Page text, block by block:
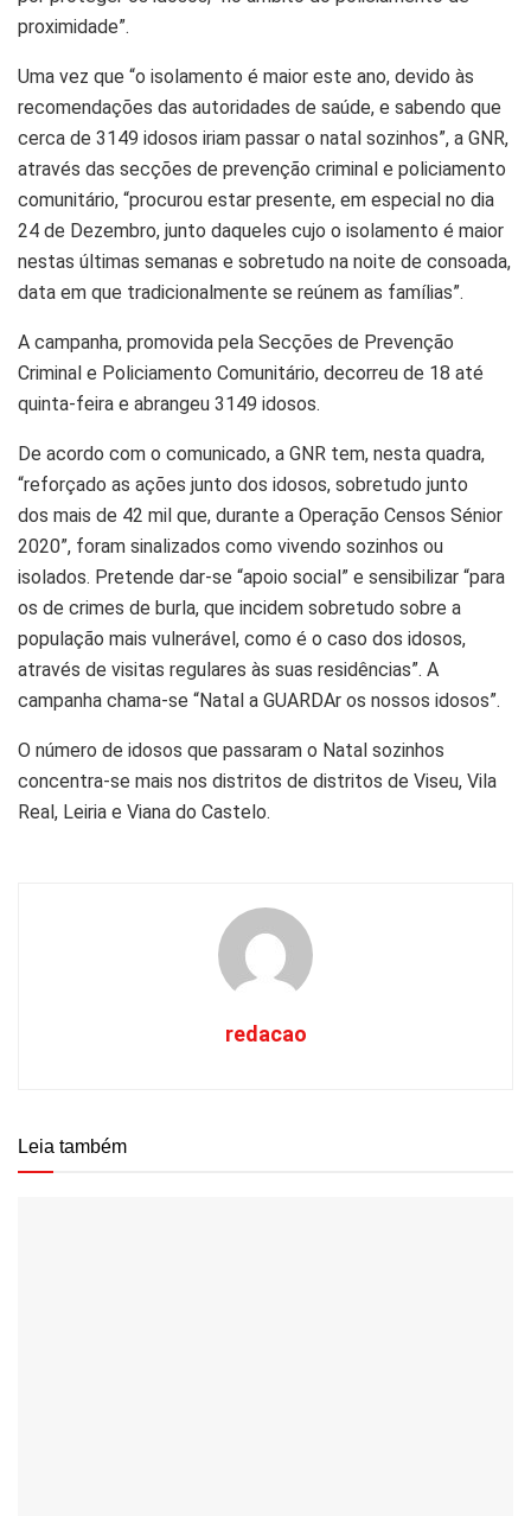
proximidade”.
Uma vez que “o isolamento é maior este ano, devido às
recomendações das autoridades de saúde, e sabendo que
cerca de 3149 idosos iriam passar o natal sozinhos”, a GNR,
através das secções de prevenção criminal e policiamento
comunitário, “procurou estar presente, em especial no dia
24 de Dezembro, junto daqueles cujo o isolamento é maior
nestas últimas semanas e sobretudo na noite de consoada,
data em que tradicionalmente se reúnem as famílias”.
A campanha, promovida pela Secções de Prevenção
Criminal e Policiamento Comunitário, decorreu de 18 até
quinta-feira e abrangeu 3149 idosos.
De acordo com o comunicado, a GNR tem, nesta quadra,
“reforçado as ações junto dos idosos, sobretudo junto
dos mais de 42 mil que, durante a Operação Censos Sénior
2020”, foram sinalizados como vivendo sozinhos ou
isolados. Pretende dar-se “apoio social” e sensibilizar “para
os de crimes de burla, que incidem sobretudo sobre a
população mais vulnerável, como é o caso dos idosos,
através de visitas regulares às suas residências”. A
campanha chama-se “Natal a GUARDAr os nossos idosos”.
O número de idosos que passaram o Natal sozinhos
concentra-se mais nos distritos de distritos de Viseu, Vila
Real, Leiria e Viana do Castelo.
redacao
Leia também